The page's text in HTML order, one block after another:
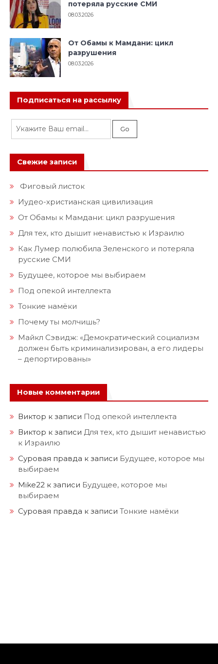
потеряла русские СМИ
08.03.2026
От Обамы к Мамдани: цикл
разрушения
08.03.2026
Подписаться на рассылку
Свежие записи
Фиговый листок
Иудео-христианская цивилизация
От Обамы к Мамдани: цикл разрушения
Для тех, кто дышит ненавистью к Израилю
Как Лумер полюбила Зеленского и потеряла
русские СМИ
Будущее, которое мы выбираем
Под опекой интеллекта
Тонкие намёки
Почему ты молчишь?
Майкл Сэвидж: «Демократический социализм
должен быть криминализирован, а его лидеры
– депортированы»
Новые комментарии
Виктор к записи Под опекой интеллекта
Виктор к записи Для тех, кто дышит ненавистью
к Израилю
Суровая правда к записи Будущее, которое мы
выбираем
Mike22 к записи Будущее, которое мы
выбираем
Суровая правда к записи Тонкие намёки